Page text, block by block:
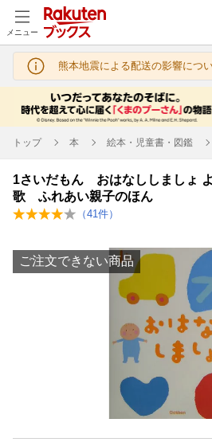
メニュー
熊本地震による配送の影響につ
トップ 本 絵本・児童書・図鑑
1さいだもん おはなししましょ
歌 ふれあい親子のほん
（41 件）
ご注文できない商品